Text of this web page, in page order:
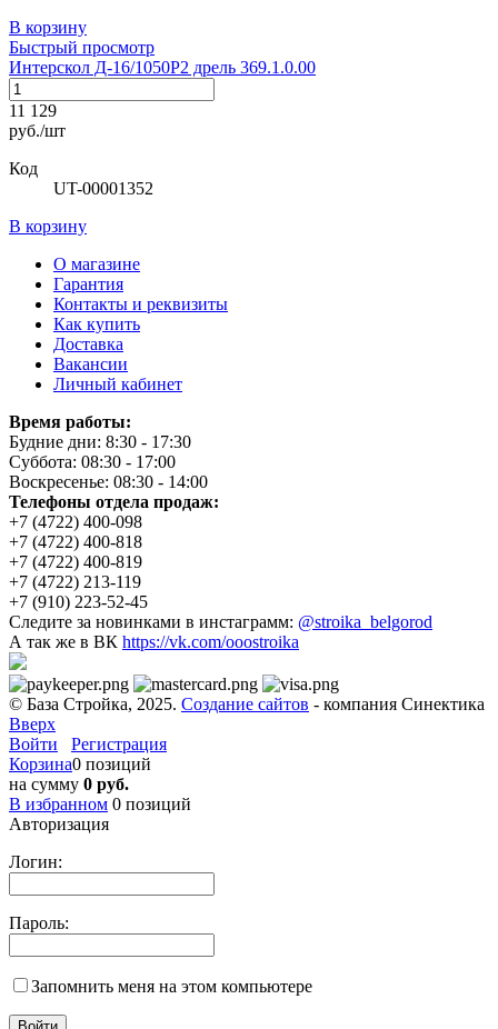
В корзину
Быстрый просмотр
Интерскол Д-16/1050Р2 дрель 369.1.0.00
11 129
руб./шт
Код
UT-00001352
В корзину
О магазине
Гарантия
Контакты и реквизиты
Как купить
Доставка
Вакансии
Личный кабинет
Время работы:
Будние дни: 8:30 - 17:30
Суббота: 08:30 - 17:00
Воскресенье: 08:30 - 14:00
Телефоны отдела продаж:
+7 (4722) 400-098
+7 (4722) 400-818
+7 (4722) 400-819
+7 (4722) 213-119
+7 (910) 223-52-45
Следите за новинками в инстаграмм: @stroika_belgorod
А так же в ВК https://vk.com/ooostroika
© База Стройка, 2025. Создание сайтов - компания Синектика
Вверх
Войти
Регистрация
Корзина0 позиций
на сумму 0 руб.
В избранном 0 позиций
Авторизация
Логин:
Пароль:
Запомнить меня на этом компьютере